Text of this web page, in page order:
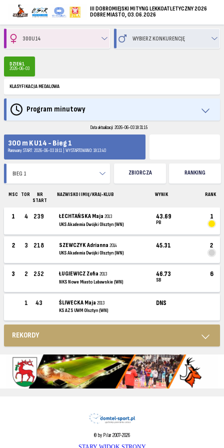
III DOBROMIEJSKI MITYNG LEKKOATLETYCZNY 2026
DOBRE MIASTO, 03.06.2026
DZIEŃ 1
2026-06-03
KLASYFIKACJA MEDALOWA
Program minutowy
Data aktualizacji: 2026-06-03 19:31:15
300 m K U14 - Bieg 1
Planowany START: 2026-06-03 19:11 | WYSTARTOWANO: 19:13:40
ZBIORCZA RANKING
MSC TOR
NR
START
NAZWISKO I IMIĘ / KRAJ-KLUB WYNIK RANK
1 4 239 ŁECHTAŃSKA Maja2013
UKS Akademia Dwójki Olsztyn (WN)
43.69
PB
1
2 3 218 SZEWCZYK Adrianna2014
UKS Akademia Dwójki Olsztyn (WN)
45.31 2
3 2 252 ŁUGIEWICZ Zofia2013
NKS Nowe Miasto Lubawskie (WN)
46.73
SB
6
1 43 ŚLIWECKA Maja2013
KS AZS UWM Olsztyn (WN)
DNS
REKORDY
© by Pilar 2007-2026